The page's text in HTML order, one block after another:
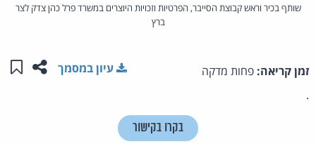
שותף בכיר וראש קבוצת הסייבר, הפרטיות וזכויות היוצרים במשרד פרל כהן צדק לצר
ברץ
זמן קריאה: פחות מדקה שתפו
עיון במסמך
.
בקרו בקישור